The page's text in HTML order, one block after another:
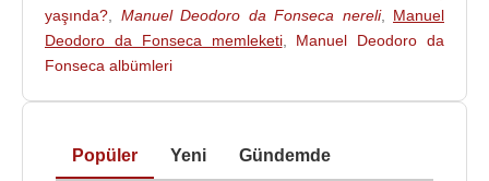
yeriniFloriano Peixoto’ya bıraktı.
Manuel Deodoro da Fonseca,
Kaynak:Biyografiler.com
yaşında?
Manuel Deodoro da Fonseca nereli, Manuel
Deodoro da Fonseca memleketi, Manuel Deodoro da
Fonseca albümleri
Popüler Yeni Gündemde